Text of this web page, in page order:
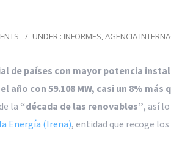
/ UNDER : INFORMES,AGENCIA
de países con mayor potencia
año con 59.108 MW, casi un 8% más
la “década de las renovables”, así
Energía (Irena), entidad que recoge